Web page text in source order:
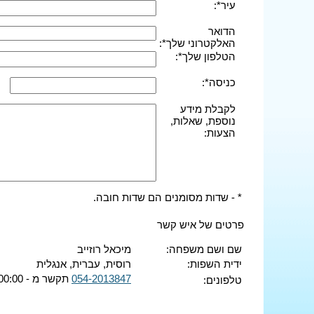
עיר*:
הדואר
האלקטרוני שלך*:
הטלפון שלך*:
כניסה*:
לקבלת מידע
נוספת, שאלות,
הצעות:
* - שדות מסומנים הם שדות חובה.
פרטים של איש קשר
שם ושם משפחה:
מיכאל רוזייב
ידית השפות:
רוסית, עברית, אנגלית
טלפונים:
054-2013847 תקשר מ - 00:00 ועד - 00:00